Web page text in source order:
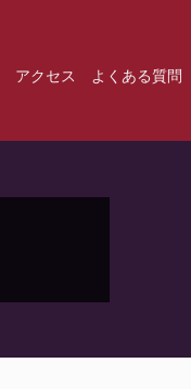
アクセス よくある質問